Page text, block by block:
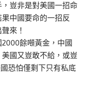
豈非是對美國一招命
中國要命的一招反
來！
餘噸黃金，中國
國又豈敢不給，或豈
恐怕僅剩下只有私底